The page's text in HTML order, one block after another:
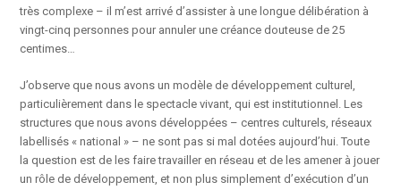
très complexe – il m’est arrivé d’assister à une longue délibération à
vingt-cinq personnes pour annuler une créance douteuse de 25
centimes…
J’observe que nous avons un modèle de développement culturel,
particulièrement dans le spectacle vivant, qui est institutionnel. Les
structures que nous avons développées – centres culturels, réseaux
labellisés « national » – ne sont pas si mal dotées aujourd’hui. Toute
la question est de les faire travailler en réseau et de les amener à jouer
un rôle de développement, et non plus simplement d’exécution d’un